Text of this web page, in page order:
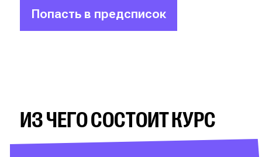
Попасть в предсписок
ИЗ ЧЕГО СОСТОИТ КУРС